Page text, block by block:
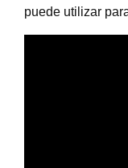
puede utilizar